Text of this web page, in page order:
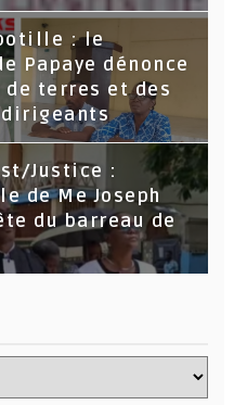
: le
Papaye dénonce
terres et des
dirigeants
Justice :
de Me Joseph
du barreau de